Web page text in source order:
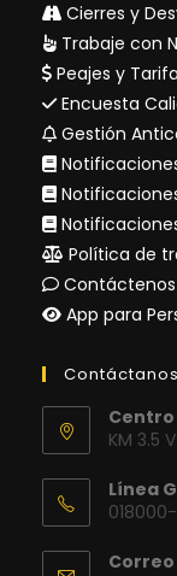
Cierres y
Trabaje con
Peajes y
Encuesta
Gestión
Política de
Contáctenos
App para
Contáctanos
Centro
KM 3.5
Línea